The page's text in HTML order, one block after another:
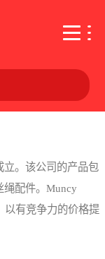
立。该公司的产品包
绳配件。Muncy
以有竞争力的价格提